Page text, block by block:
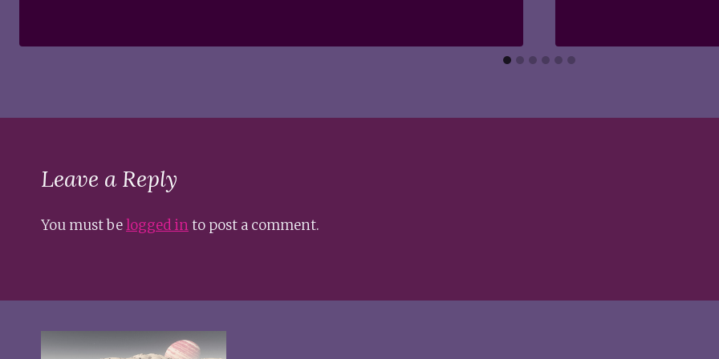
Leave a Reply
You must belogged into post a comment.